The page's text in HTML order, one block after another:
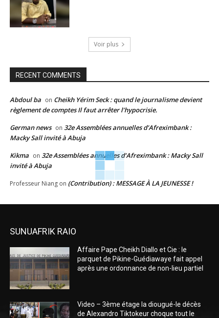
Voir plus
RECENT COMMENTS
Abdoul ba on Cheikh Yérim Seck : quand le journalisme devient
règlement de comptes Il faut arrêter l’hypocrisie.
German news on 32e Assemblées annuelles d’Afreximbank :
Macky Sall invité à Abuja
Kikma on 32e Assemblées annuelles d’Afreximbank : Macky Sall
invité à Abuja
Professeur Niang on (Contribution) : MESSAGE À LA JEUNESSE !
SUNUAFRIK RAIO
Affaire Pape Cheikh Diallo et Cie : le
parquet de Pikine-Guédiawaye fait appel
après une ordonnance de non-lieu partiel
Video – 3ème étage la diougué-le décès
de Alexandro Tiktokeur choque tout le